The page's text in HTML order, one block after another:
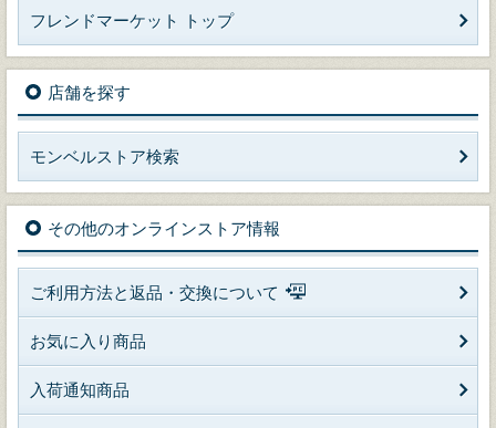
フレンドマーケット トップ
店舗を探す
モンベルストア検索
その他のオンラインストア情報
ご利用方法と返品・交換について
お気に入り商品
入荷通知商品